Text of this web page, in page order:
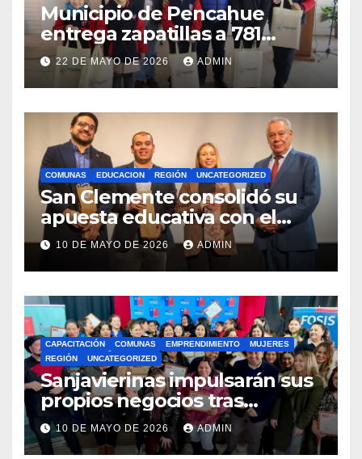
Municipio de Pencahue
entrega zapatillas a 781
estudiantes con recursos del
Royalty Minero
22 DE MAYO DE 2026 ADMIN
COMUNAS EDUCACION REGIÓN UNCATEGORIZED
San Clemente consolidó su
apuesta educativa con el
lanzamiento del
Preuniversitario Brotes 2026
10 DE MAYO DE 2026 ADMIN
CAPACITACIÓN COMUNAS EMPRENDIMIENTO
MUJERES
REGIÓN
UNCATEGORIZED
Sanjavierinas impulsarán sus
propios negocios tras
capacitarse junto al FOSIS
10 DE MAYO DE 2026 ADMIN